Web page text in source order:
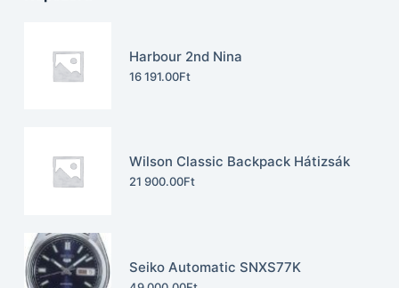
Harbour 2nd Nina
16 191.00Ft
Wilson Classic Backpack Hátizsák
21 900.00Ft
Seiko Automatic SNXS77K